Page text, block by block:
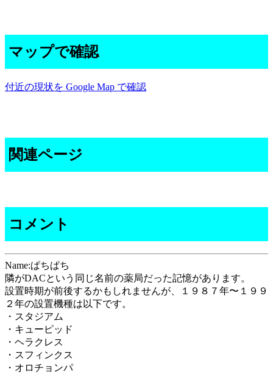
マップで確認
付近の現状を Google Map で確認
関連ページ
コメント
Name:ぱちぱち
隣がDACという同じ名前の薬局だった記憶があります。
設置時期が前後するかもしれませんが、１９８７年〜１９９
２年の設置機種は以下です。
・スタジアム
・キューピッド
・ヘラクレス
・スフィンクス
・オロチョンパ